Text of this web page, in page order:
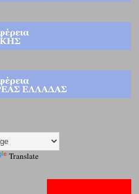
Translate